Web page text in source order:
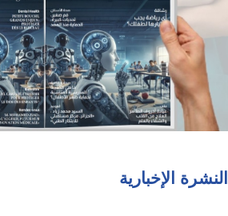
النشرة الإخبارية